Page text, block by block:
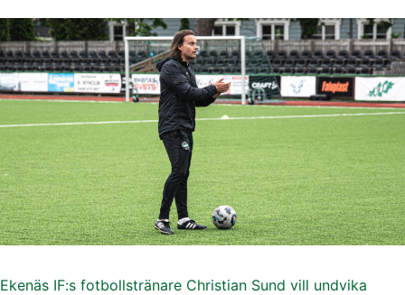
Ekenäs IF:s fotbollstränare Christian Sund vill undvika